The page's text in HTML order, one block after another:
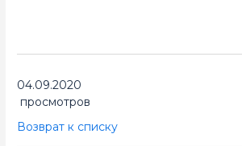
04.09.2020
просмотров
Возврат к списку